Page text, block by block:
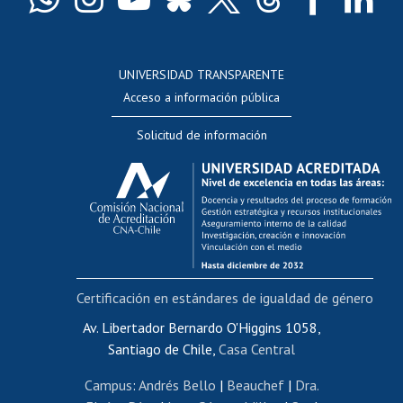
Docentes
Evaluación docente
Calificación académica
Postulación al AUCAI
Funcionarias/os
Cursos internos de capacitación
Bienestar del personal
Portal de movilidad interna
Certificado de renta
Certificado de renta honorarios
Editar páginas blancas
UNIVERSIDAD TRANSPARENTE
Acceso a información pública
Solicitud de información
Av. Libertador Bernardo O'Higgins 1058,
Santiago de Chile, Casa Central
Campus: Andrés Bello | Beauchef| Dra.
Certificación en estándares de igualdad de género